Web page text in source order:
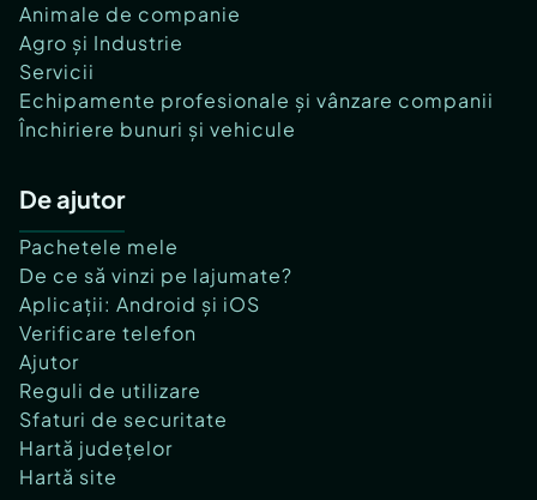
Animale de companie
Agro și Industrie
Servicii
Echipamente profesionale și vânzare companii
Închiriere bunuri și vehicule
De ajutor
Pachetele mele
De ce să vinzi pe lajumate?
Aplicații: Android și iOS
Verificare telefon
Ajutor
Reguli de utilizare
Sfaturi de securitate
Hartă județelor
Hartă site